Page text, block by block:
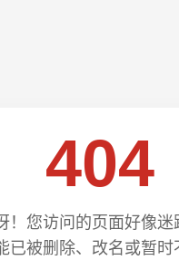
404
！您访问的页面好像迷
已被删除、改名或暂时